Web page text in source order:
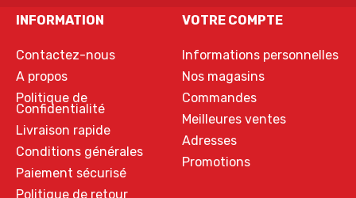
INFORMATION
Contactez-nous
A propos
Politique de
Confidentialité
Livraison rapide
Conditions générales
Paiement sécurisé
Politique de retour
VOTRE COMPTE
Informations personnelles
Nos magasins
Commandes
Meilleures ventes
Adresses
Promotions